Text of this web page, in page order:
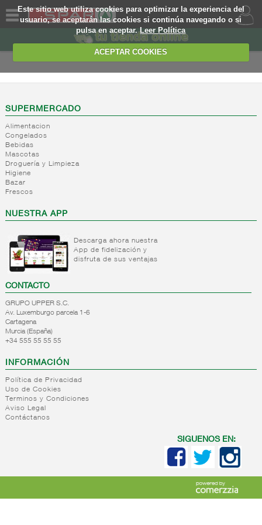
Este sitio web utiliza cookies para optimizar la experiencia del
usuario, se aceptarán las cookies si continúa navegando o si
pulsa en aceptar.Leer Política
ACEPTAR COOKIES
SOMOS
WEB
EJEMPLO
SUPERMERCADO
Alimentacion
Congelados
Bebidas
Mascotas
Droguería y Limpieza
Higiene
Bazar
Frescos
NUESTRA APP
Descarga ahora nuestra
App de fidelización y
disfruta de sus ventajas
CONTACTO
GRUPO UPPER S.C.
Av. Luxemburgo parcela 1-6
Cartagena
Murcia (España)
+34 555 55 55 55
INFORMACIÓN
Política de Privacidad
Uso de Cookies
Terminos y Condiciones
Aviso Legal
Contáctanos
SIGUENOS EN: